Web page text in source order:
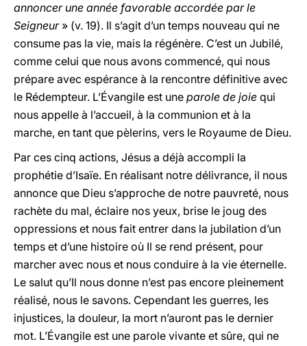
annoncer une année favorable accordée par le
Seigneur» (v. 19). Il s’agit d’un temps nouveau qui ne
consume pas la vie, mais la régénère. C’est un Jubilé,
comme celui que nous avons commencé, qui nous
prépare avec espérance à la rencontre définitive avec
le Rédempteur. L’Évangile est une parole de joie qui
nous appelle à l’accueil, à la communion et à la
marche, en tant que pèlerins, vers le Royaume de Dieu.
Par ces cinq actions, Jésus a déjà accompli la
prophétie d’Isaïe. En réalisant notre délivrance, il nous
annonce que Dieu s’approche de notre pauvreté, nous
rachète du mal, éclaire nos yeux, brise le joug des
oppressions et nous fait entrer dans la jubilation d’un
temps et d’une histoire où Il se rend présent, pour
marcher avec nous et nous conduire à la vie éternelle.
Le salut qu’Il nous donne n’est pas encore pleinement
réalisé, nous le savons. Cependant les guerres, les
injustices, la douleur, la mort n’auront pas le dernier
mot. L’Évangile est une parole vivante et sûre, qui ne